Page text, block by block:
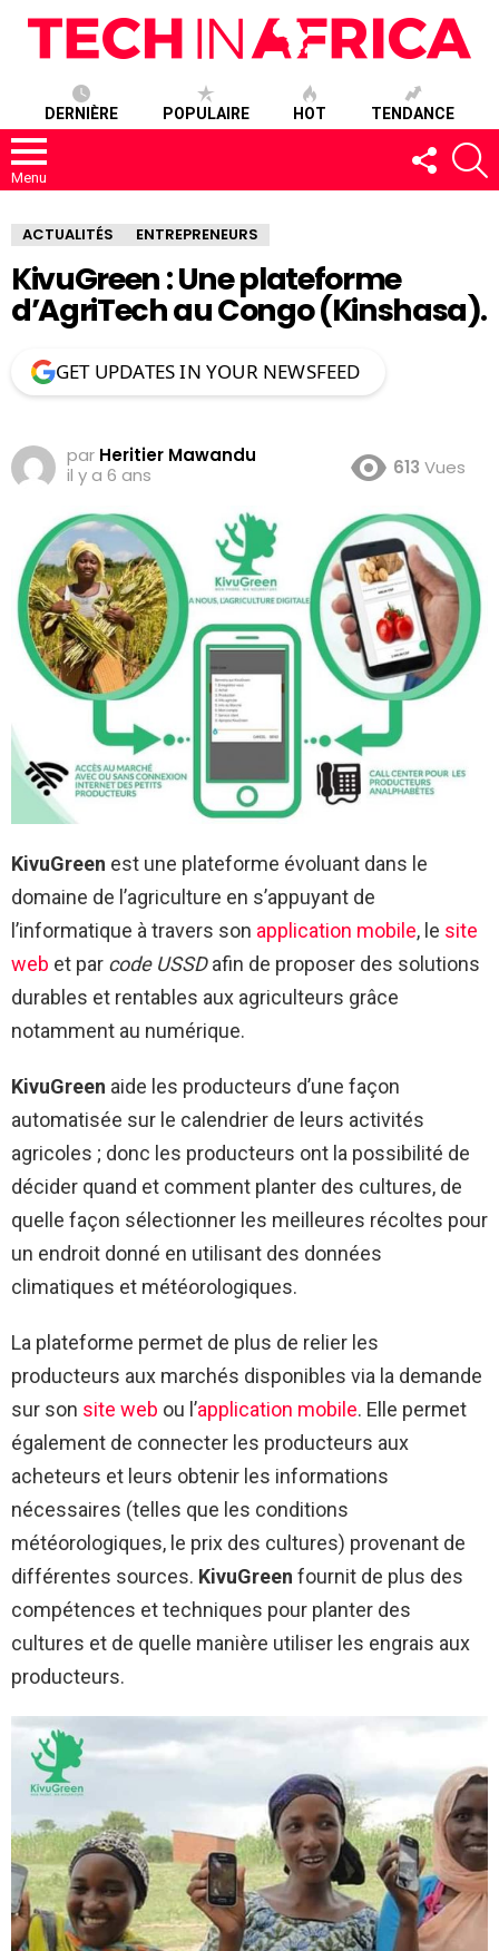
DERNIÈRE POPULAIRE HOT TENDANCE
Menu
SUIVEZ-
NOUS
ACTUALITÉS ENTREPRENEURS
KivuGreen : Une plateforme
d’AgriTech au Congo (Kinshasa).
GET UPDATES IN YOUR NEWSFEED
par Heritier Mawandu
il y a 6 ans
613 Vues
KivuGreen est une plateforme évoluant dans le
domaine de l’agriculture en s’appuyant de
l’informatique à travers son application mobile, le site
web et par code USSDafin de proposer des solutions
durables et rentables aux agriculteurs grâce
notamment au numérique.
KivuGreen aide les producteurs d’une façon
automatisée sur le calendrier de leurs activités
agricoles ; donc les producteurs ont la possibilité de
décider quand et comment planter des cultures, de
quelle façon sélectionner les meilleures récoltes pour
un endroit donné en utilisant des données
climatiques et météorologiques.
La plateforme permet de plus de relier les
producteurs aux marchés disponibles via la demande
sur son site web ou l’application mobile. Elle permet
également de connecter les producteurs aux
acheteurs et leurs obtenir les informations
nécessaires (telles que les conditions
météorologiques, le prix des cultures) provenant de
différentes sources. KivuGreen fournit de plus des
compétences et techniques pour planter des
cultures et de quelle manière utiliser les engrais aux
producteurs.